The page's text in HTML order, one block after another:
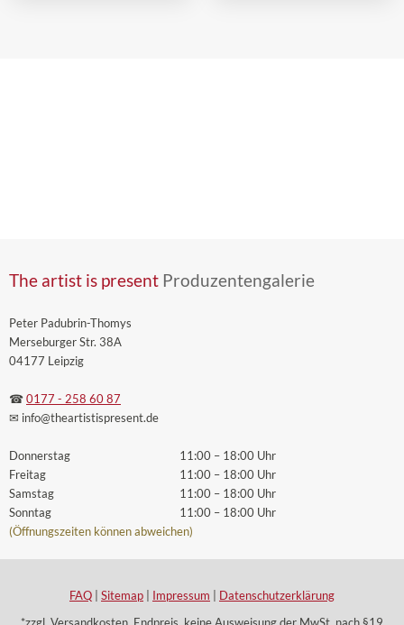
The artist is present Produzentengalerie
Peter Padubrin-Thomys
Merseburger Str. 38A
04177 Leipzig
☎ 0177 - 258 60 87
✉ info@theartistispresent.de
Donnerstag
Freitag
Samstag
Sonntag
11:00 – 18:00 Uhr
11:00 – 18:00 Uhr
11:00 – 18:00 Uhr
11:00 – 18:00 Uhr
(Öffnungszeiten können abweichen)
FAQ Sitemap Impressum
Datenschutzerklärung